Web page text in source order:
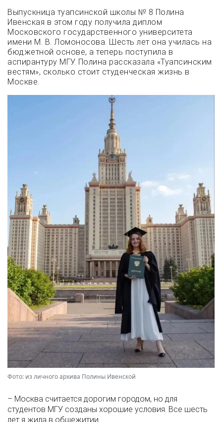
Выпускница туапсинской школы № 8 Полина
Ивенская в этом году получила диплом
Московского государственного университета
имени М. В. Ломоносова. Шесть лет она училась на
бюджетной основе, а теперь поступила в
аспирантуру МГУ. Полина рассказала «Туапсинским
вестям», сколько стоит студенческая жизнь в
Москве.
Фото: из личного архива Полины Ивенской
– Москва считается дорогим городом, но для
студентов МГУ созданы хорошие условия. Все шесть
лет я жила в общежитии.